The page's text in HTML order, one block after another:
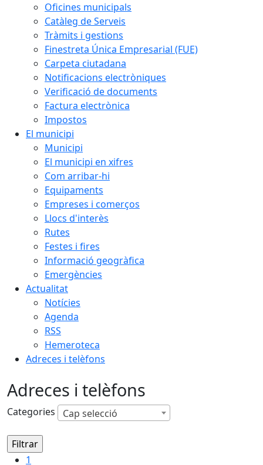
Oficines municipals
Catàleg de Serveis
Tràmits i gestions
Finestreta Única Empresarial (FUE)
Carpeta ciutadana
Notificacions electròniques
Verificació de documents
Factura electrònica
Impostos
El municipi
Municipi
El municipi en xifres
Com arribar-hi
Equipaments
Empreses i comerços
Llocs d'interès
Rutes
Festes i fires
Informació geogràfica
Emergències
Actualitat
Notícies
Agenda
RSS
Hemeroteca
Adreces i telèfons
Adreces i telèfons
Categories Cap selecció
1